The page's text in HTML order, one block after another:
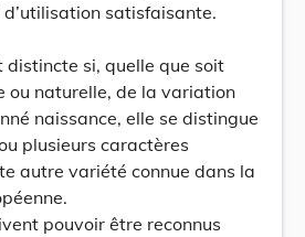
satisfaisante.
distincte si, quelle que soit
ou naturelle, de la variation
naissance, elle se distingue
plusieurs caractères
autre variété connue dans la
pouvoir être reconnus